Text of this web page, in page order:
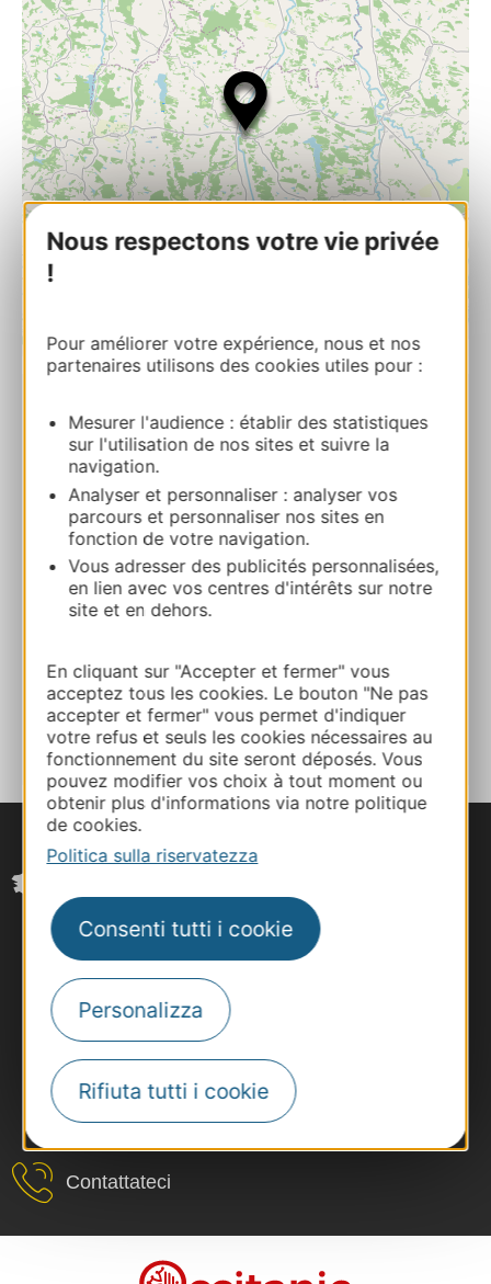
Nous respectons votre vie privée
!
Pour améliorer votre expérience, nous et nos
partenaires utilisons des cookies utiles pour :
Mesurer l'audience : établir des statistiques
sur l'utilisation de nos sites et suivre la
navigation.
Analyser et personnaliser : analyser vos
parcours et personnaliser nos sites en
fonction de votre navigation.
Vous adresser des publicités personnalisées,
en lien avec vos centres d'intérêts sur notre
site et en dehors.
En cliquant sur "Accepter et fermer" vous
acceptez tous les cookies. Le bouton "Ne pas
accepter et fermer" vous permet d'indiquer
votre refus et seuls les cookies nécessaires au
fonctionnement du site seront déposés. Vous
pouvez modifier vos choix à tout moment ou
obtenir plus d'informations via notre politique
de cookies.
Politica sulla riservatezza
Consenti tutti i cookie
Personalizza
Rifiuta tutti i cookie
Leaflet| Map data ©OpenStreetMap contributors
Castelnau de Montesquiou
Au Village 32320 MONTESQUIOU
Calcola il tuo percorso
05 62 70 91 18
AGGIUNGI
AL TACCUINO
#VoyageOccitanie
Contattateci